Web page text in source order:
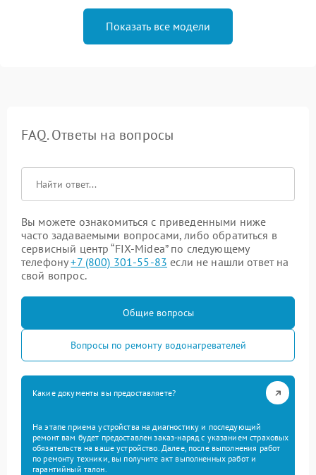
Показать все модели
FAQ. Ответы на вопросы
Вы можете ознакомиться с приведенными ниже
часто задаваемыми вопросами, либо обратиться в
сервисный центр “FIX-Midea” по следующему
телефону+7 (800) 301-55-83 если не нашли ответ на
свой вопрос.
Общие вопросы
Вопросы по ремонту водонагревателей
Какие документы вы предоставляете?
На этапе приема устройства на диагностику и последующий
ремонт вам будет предоставлен заказ-наряд с указанием страховых
обязательств на ваше устройство. Далее, после выполнения работ
по ремонту техники, вы получите акт выполненных работ и
гарантийный талон.